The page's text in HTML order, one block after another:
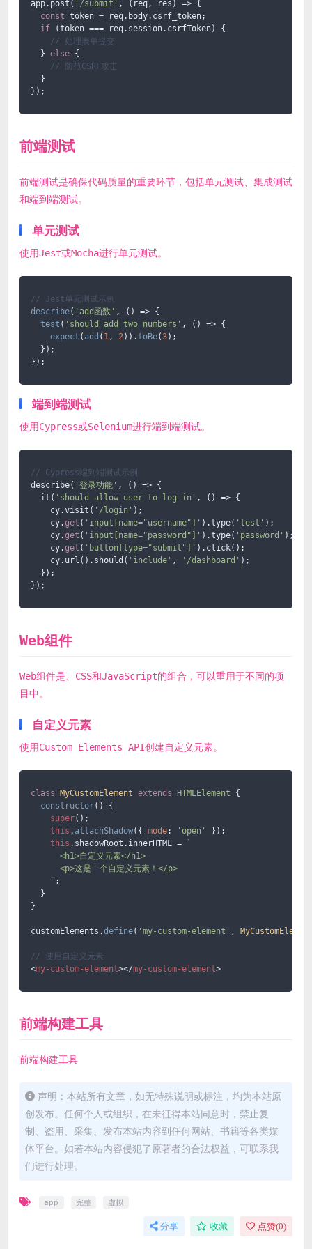
app.post( '/submit' , (req, res) => {
const token = req.body.csrf_token;
if (token === req.session.csrfToken) {
// 处理表单提交
  }
else {
// 防范CSRF攻击
  }
});
前端测试
前端测试是确保代码质量的重要环节，包括单元测试、集成测试
和端到端测试。
单元测试
使用Jest或Mocha进行单元测试。
// Jest单元测试示例
describe( 'add函数' , () => {
test ( 'should add two numbers' , () => {
expect ( add ( 1 , 2 )).toBe(3);
  });
});
端到端测试
使用Cypress或Selenium进行端到端测试。
// Cypress端到端测试示例
describe( '登录功能' , () => {
  it(
'should allow user to log in' , () => {
    cy.visit(
'/login' );
    cy.
get ( 'input[name="username"]' ).type( 'test' );
    cy.
get ( 'input[name="password"]' ).type( 'password' );
    cy.
get ( 'button[type="submit"]' ).click();
    cy.url().should(
'include' , '/dashboard' );
  });
});
Web组件
Web组件是、CSS和JavaScript的组合，可以重用于不同的项
目中。
自定义元素
使用Custom Elements API创建自定义元素。
class MyCustomElement extends HTMLElement {
constructor( ) {
super();
this . attachShadow({ mode: 'open'
});
this . shadowRoot . innerHTML =
`
      <h1>自定义元素</h1>
      <p>这是一个自定义元素！</p>
    `
;
  }
}
customElements.define( 'my-custom-element' ,
// 使用自定义元素
<my-custom-element></my-custom-element>
前端构建工具
前端构建工具
声明：本站所有文章，如无特殊说明或标注，均为本站原
创发布。任何个人或组织，在未征得本站同意时，禁止复
制、盗用、采集、发布本站内容到任何网站、书籍等各类媒
体平台。如若本站内容侵犯了原著者的合法权益，可联系我
们进行处理。
app 完整 虚拟
分享 收藏 点赞(0)